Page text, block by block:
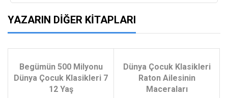
YAZARIN DIĞER KITAPLARI
Begümün 500 Milyonu
Dünya Çocuk Klasikleri 7
12 Yaş
Dünya Çocuk Klasikleri
Raton Ailesinin
Maceraları